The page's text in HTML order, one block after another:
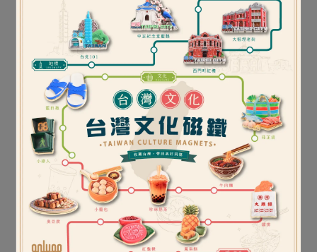
比利時【Metalmorphose】公
牛鑰匙圈
NT$349
加入購物車
補貨中｜比利時
【Metalmorphose】卡帶鑰匙
NT$399